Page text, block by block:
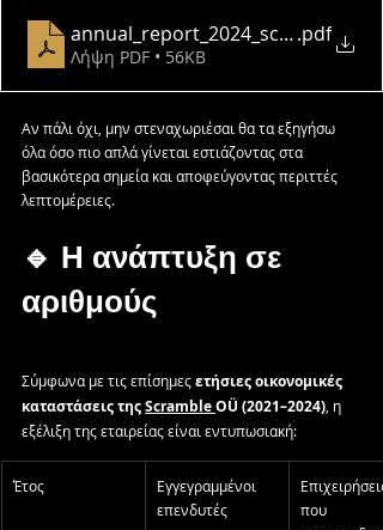
annual_report_2024_scramble
.pdf
Λήψη PDF • 56KB
Αν πάλι όχι, μην στεναχωριέσαι θα τα εξηγήσω
όλα όσο πιο απλά γίνεται εστιάζοντας στα
βασικότερα σημεία και αποφεύγοντας περιττές
λεπτομέρειες.
🔹 Η ανάπτυξη σε
αριθμούς
Σύμφωνα με τις επίσημες ετήσιες οικονομικές
καταστάσεις της Scramble OÜ (2021–2024) , η
εξέλιξη της εταιρείας είναι εντυπωσιακή:
Έτος
Εγγεγραμμένοι
επενδυτές
Επιχειρήσεις
που